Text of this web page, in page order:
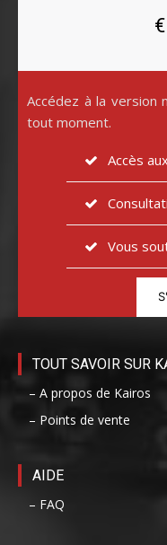
€
Accédez à la version
tout moment.
Accès
Vous
TOUT SAVOIR SUR
– A propos de Kairos
– Points de vente
AIDE
– FAQ